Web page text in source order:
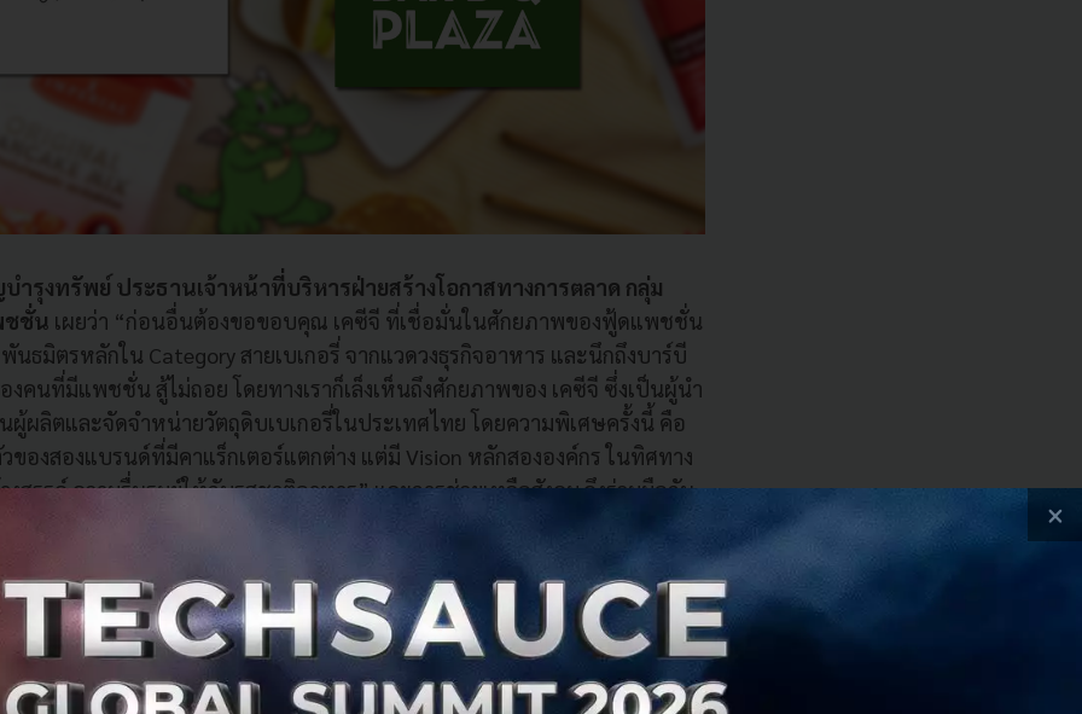
งทรัพย์ ประธานเจ้าหน้าที่บริหารฝ่ายสร้างโอกาสทางการตลาด กลุ่ม
ชชั่น เผยว่า “ก่อนอื่นต้องขอขอบคุณ เคซีจี ที่เชื่อมั่นในศักยภาพของฟู้ดแพชชั่น
นธมิตรหลักใน Category สายเบเกอรี่ จากแวดวงธุรกิจอาหาร และนึกถึงบาร์บี
คนที่มีแพชชั่น สู้ไม่ถอย โดยทางเราก็เล็งเห็นถึงศักยภาพของ เคซีจี ซึ่งเป็นผู้นำ
ผู้ผลิตและจัดจำหน่ายวัตถุดิบเบเกอรี่ในประเทศไทย โดยความพิเศษครั้งนี้ คือ
ของสองแบรนด์ที่มีคาแร็กเตอร์แตกต่าง แต่มี Vision หลักสององค์กร ในทิศทาง
งสรรค์ ความรื่นรมย์ให้กับรสชาติอาหาร” และการช่วยเหลือสังคม จึงร่วมมือกัน
อดขายสินค้าเพียงอย่างเดียว”
กรรมการผู้อำนวยการใหญ่ และประธานเจ้าหน้าที่บริหาร บริษัท เคซีจี
กล่าวถึงความร่วมมือในครั้งนี้ว่า “เราตั้งใจจัดกิจกรรมเพื่อส่งเสริม และสนับสนุน
×